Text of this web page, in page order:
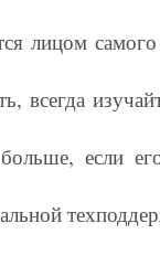
лицом
всегда
если